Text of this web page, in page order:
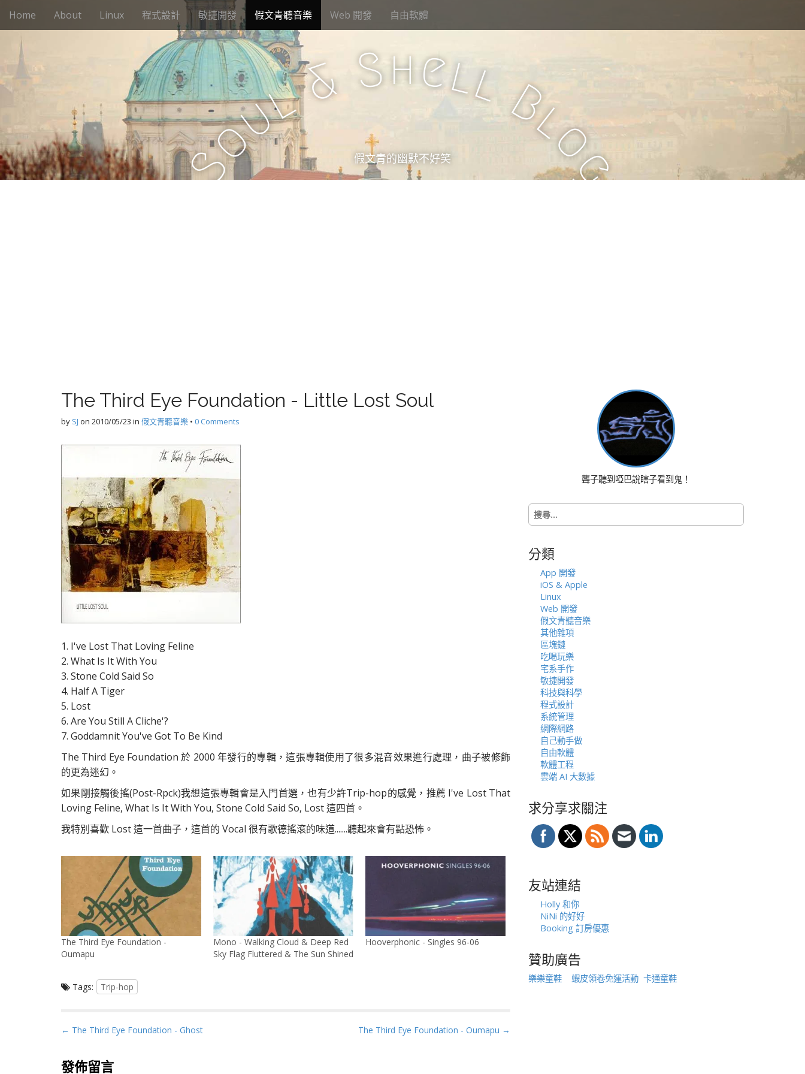
M
e
i
c
n
t
Home About Linux 程式設計 敏捷開發 假文青聽音樂 Web 開發 自由軟體
S
o
u
l& Shell B
l
o
g
假文青的幽默不好笑
The Third Eye Foundation - Little Lost Soul
by SJ on 2010/05/23 in 假文青聽音樂 • 0 Comments
1. I've Lost That Loving Feline
2. What Is It With You
3. Stone Cold Said So
4. Half A Tiger
5. Lost
6. Are You Still A Cliche'?
7. Goddamnit You've Got To Be Kind
The Third Eye Foundation 於 2000 年發行的專輯，這張專輯使用了很多混音效果進行處理，曲子被修飾
的更為迷幻。
如果剛接觸後搖(Post-Rpck)我想這張專輯會是入門首選，也有少許Trip-hop的感覺，推薦 I've Lost That
Loving Feline, What Is It With You, Stone Cold Said So, Lost 這四首。
我特別喜歡 Lost 這一首曲子，這首的 Vocal 很有歌德搖滾的味道.......聽起來會有點恐怖。
The Third Eye Foundation -
Oumapu
Mono - Walking Cloud & Deep Red
Sky Flag Fluttered & The Sun Shined
Hooverphonic - Singles 96-06
Tags: Trip-hop
P
s
← The Third Eye Foundation - Ghost The Third Eye Foundation - Oumapu →
發佈留言
聾子聽到啞巴說瞎子看到鬼！
搜
尋
字:
分類
App 開發
iOS & Apple
Linux
Web 開發
假文青聽音樂
其他雜項
區塊鏈
吃喝玩樂
宅系手作
敏捷開發
科技與科學
程式設計
系統管理
網際網路
自己動手做
自由軟體
軟體工程
雲端 AI 大數據
求分享求關注
友站連結
Holly 和你
NiNi 的好好
Booking 訂房優惠
贊助廣告
樂樂童鞋 蝦皮領卷免運活動 卡通童鞋